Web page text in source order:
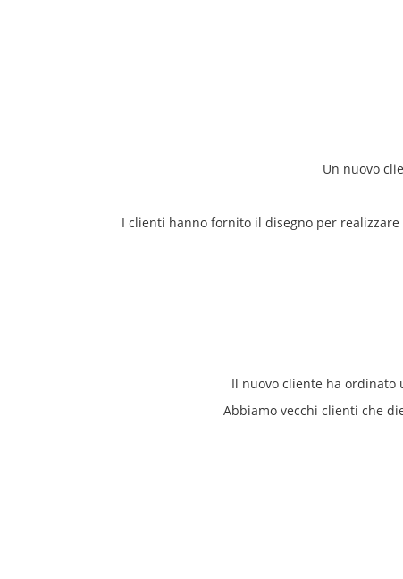
Un nuovo
I clienti hanno fornito il disegno per
Il nuovo cliente ha
Abbiamo vecchi clienti che